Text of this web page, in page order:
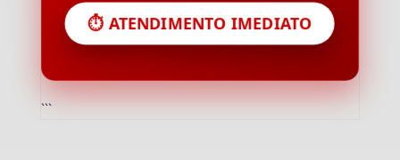
⏱️ ATENDIMENTO IMEDIATO
```